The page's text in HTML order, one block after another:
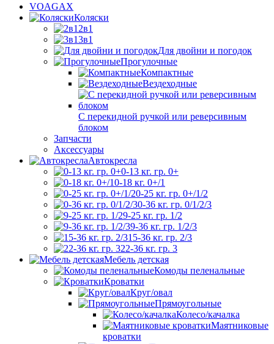
VOAGAX
Коляски
2в1
3в1
Для двойни и погодок
Прогулочные
Компактные
Вездеходные
С перекидной ручкой или реверсивным
блоком
Запчасти
Аксессуары
Автокресла
0-13 кг. гр. 0+
0-18 кг. 0+/1
0-25 кг. гр. 0+/1/2
0-36 кг. гр. 0/1/2/3
9-25 кг. гр. 1/2
9-36 кг. гр. 1/2/3
15-36 кг. гр. 2/3
22-36 кг. гр. 3
Мебель детская
Комоды пеленальные
Кроватки
Круг/овал
Прямоугольные
Колесо/качалка
Маятниковые
кроватки